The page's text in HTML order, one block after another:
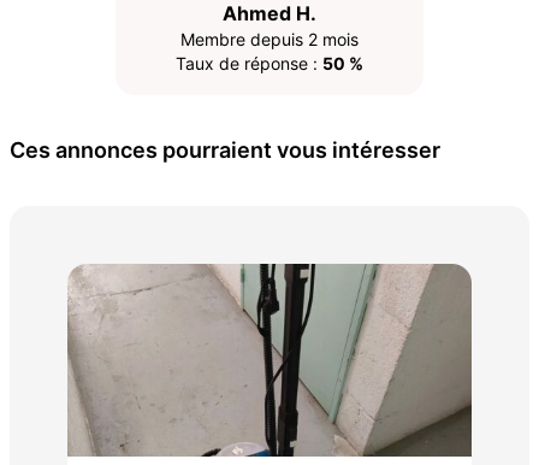
Ahmed H.
Membre depuis 2 mois
Taux de réponse : 50 %
Ces annonces pourraient vous intéresser